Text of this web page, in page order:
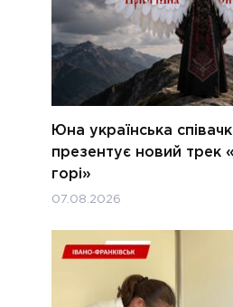
Юна українська
презентує новий трек
горі»
07.08.2026